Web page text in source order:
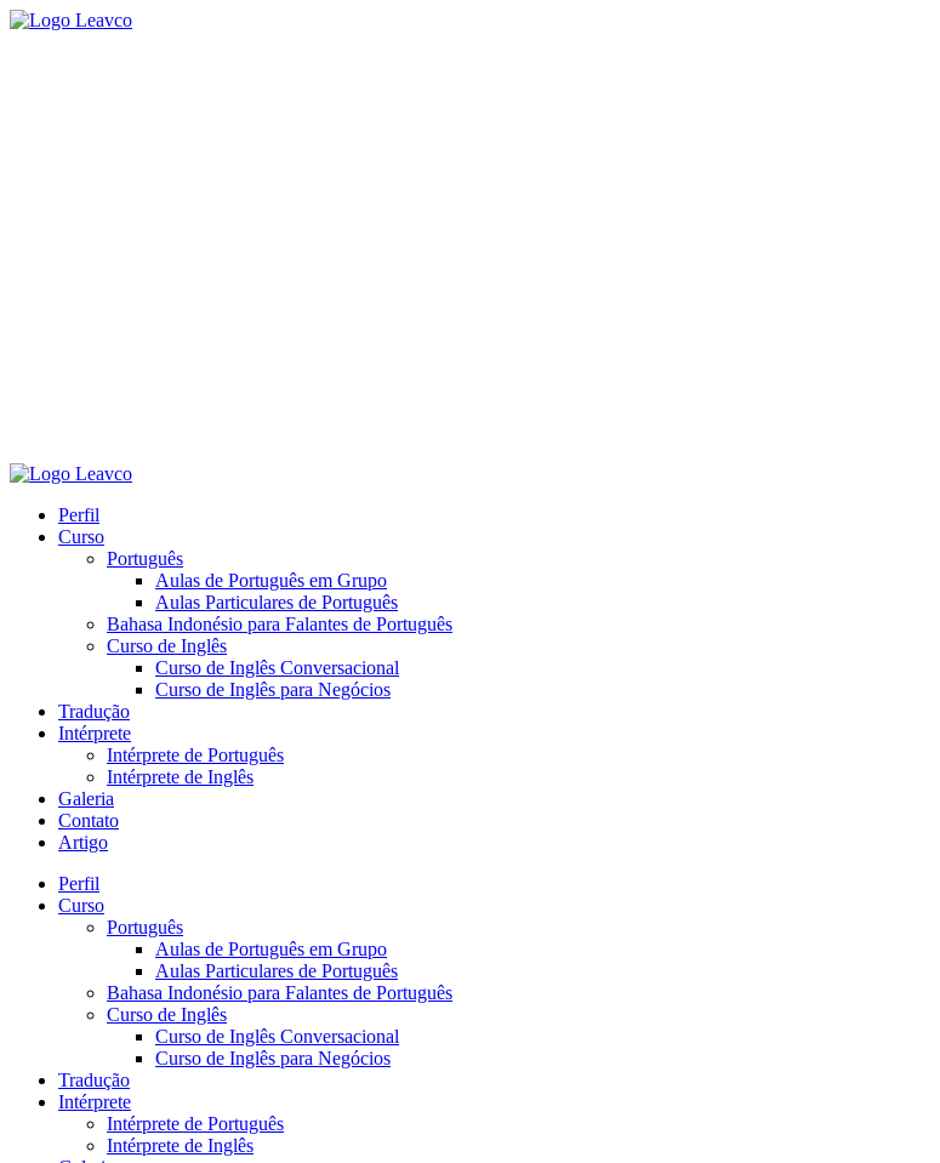
Pular
Perfil
Curso
Português
Aulas de Português em Grupo
Aulas Particulares de Português
Bahasa Indonésio para Falantes de Português
Curso de Inglês
Curso de Inglês Conversacional
Curso de Inglês para Negócios
Tradução
Intérprete
Intérprete de Português
Intérprete de Inglês
Galeria
Contato
Artigo
Perfil
Curso
Português
Aulas de Português em Grupo
Aulas Particulares de Português
Bahasa Indonésio para Falantes de Português
Curso de Inglês
Curso de Inglês Conversacional
Curso de Inglês para Negócios
Tradução
Intérprete
Intérprete de Português
Intérprete de Inglês